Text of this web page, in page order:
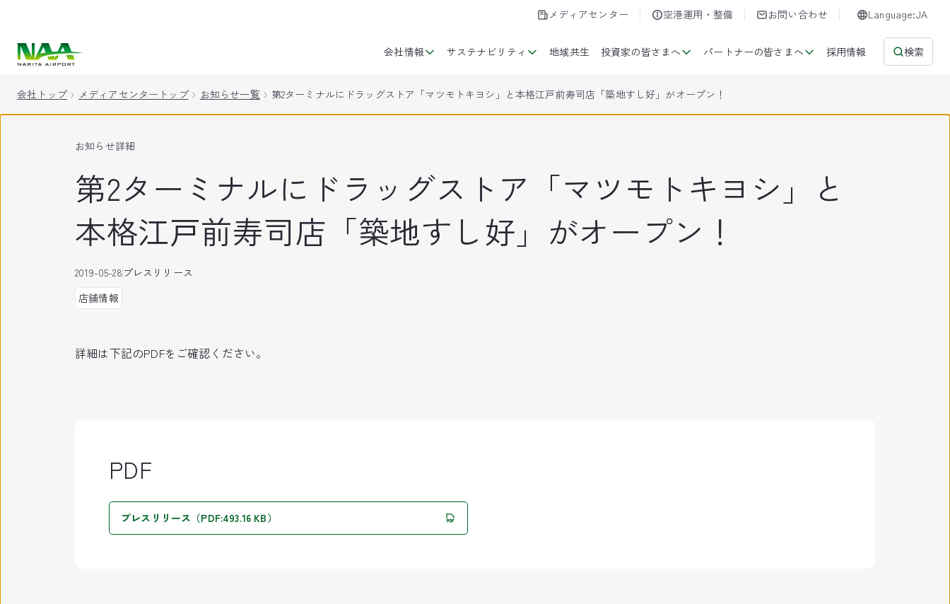
メディアセンター 空港運用・整備 お問い合わせ Language:JA
会社情報 サステナビリティ 地域共生 投資家の皆さまへ パートナーの皆さまへ 採用情報 検索
会社トップ メディアセンタートップ お知らせ一覧 第2ターミナルにドラッグストア「マツモトキヨシ」と本格江戸前寿司店「築地すし好」がオープン！
お知らせ詳細
第2ターミナルにドラッグストア「マツモトキヨシ」と
本格江戸前寿司店「築地すし好」がオープン！
2019-05-28プレスリリース
店舗情報
詳細は下記のPDFをご確認ください。
PDF
プレスリリース（PDF:493.16 KB）